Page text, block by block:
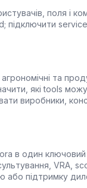
поля і
підключити
та
які tools
виробники,
в один
VRA,
або підтримку